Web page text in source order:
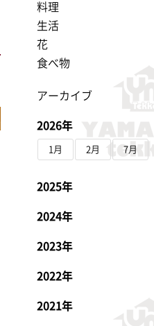
料理
生活
花
食べ物
アーカイブ
2026年
1月 2月 7月
2025年
2024年
2023年
2022年
2021年